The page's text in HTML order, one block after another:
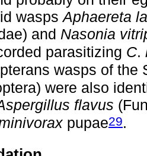
waspsAphaereta
and Nasonia
parasitizing C.
wasps of the
were also
flavus
pupae29.